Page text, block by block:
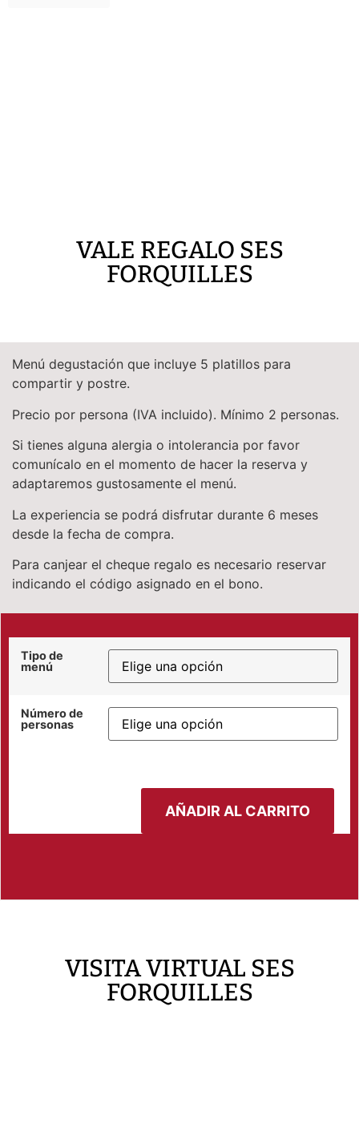
VALE REGALO SES
FORQUILLES
Menú degustación que incluye 5 platillos para
compartir y postre.
Precio por persona (IVA incluido). Mínimo 2 personas.
Si tienes alguna alergia o intolerancia por favor
comunícalo en el momento de hacer la reserva y
adaptaremos gustosamente el menú.
La experiencia se podrá disfrutar durante 6 meses
desde la fecha de compra.
Para canjear el cheque regalo es necesario reservar
indicando el código asignado en el bono.
Tipo de
menú
Número de
personas
AÑADIR AL CARRITO
VISITA VIRTUAL SES
FORQUILLES